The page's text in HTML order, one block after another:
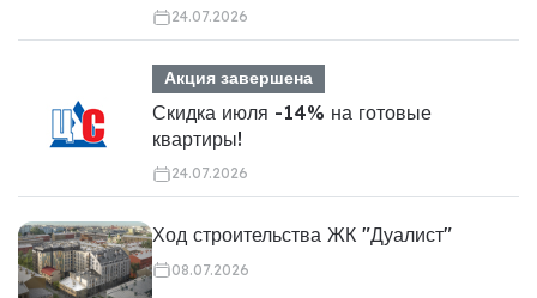
24.07.2026
Акция завершена
Скидка июля -14% на готовые
квартиры!
24.07.2026
Ход строительства ЖК "Дуалист"
08.07.2026